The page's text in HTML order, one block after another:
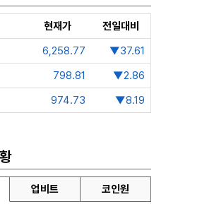
현재가
전일대비
6,258.77
▼37.61
798.81
▼2.86
974.73 ▼8.19
업비트 코인원